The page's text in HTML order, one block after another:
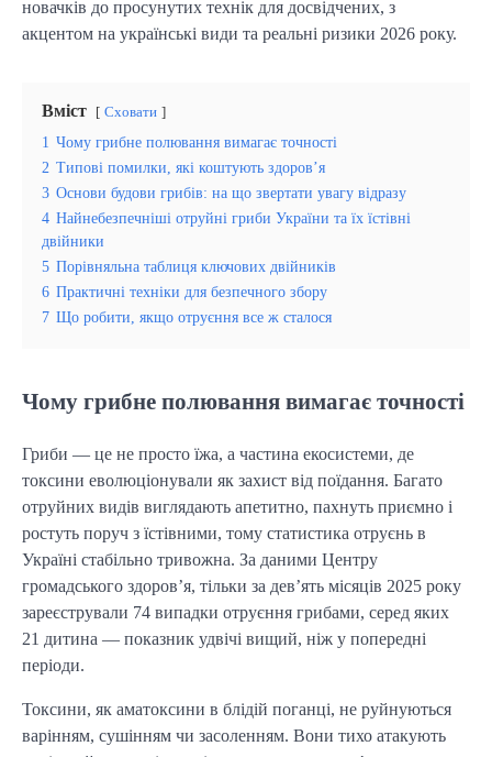
новачків до просунутих технік для досвідчених, з
акцентом на українські види та реальні ризики 2026 року.
Вміст Сховати
1 Чому грибне полювання вимагає точності
2 Типові помилки, які коштують здоров’я
3 Основи будови грибів: на що звертати увагу відразу
4 Найнебезпечніші отруйні гриби України та їх їстівні
двійники
5 Порівняльна таблиця ключових двійників
6 Практичні техніки для безпечного збору
7 Що робити, якщо отруєння все ж сталося
Чому грибне полювання вимагає точності
Гриби — це не просто їжа, а частина екосистеми, де
токсини еволюціонували як захист від поїдання. Багато
отруйних видів виглядають апетитно, пахнуть приємно і
ростуть поруч з їстівними, тому статистика отруєнь в
Україні стабільно тривожна. За даними Центру
громадського здоров’я, тільки за дев’ять місяців 2025 року
зареєстрували 74 випадки отруєння грибами, серед яких
21 дитина — показник удвічі вищий, ніж у попередні
періоди.
Токсини, як аматоксини в блідій поганці, не руйнуються
варінням, сушінням чи засоленням. Вони тихо атакують